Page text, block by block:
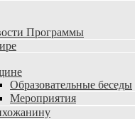
Программы
Образовательные беседы
Мероприятия